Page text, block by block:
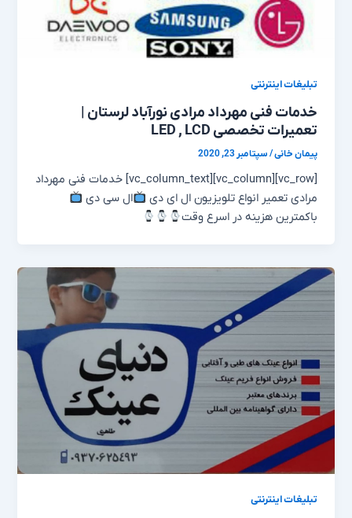
تبلیغات اینترنتی
خدمات فنی مهرداد مرادی نورآباد لرستان |
تعمیرات تخصصی LED , LCD
پیمان خانی/سپتامبر 23, 2020
[vc_row][vc_column][vc_column_text] خدمات فنی مهرداد
مرادی تعمیر انواع تلویزیون ال ای دی
ال سی دی
باکمترین هزینه در اسرع وقت
تبلیغات اینترنتی